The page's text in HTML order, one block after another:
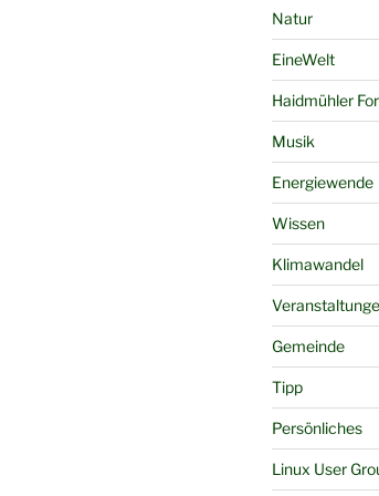
Natur
EineWelt
Haidmühler
Musik
Energiewende
Wissen
Klimawandel
Gemeinde
Tipp
Persönliches
Linux User